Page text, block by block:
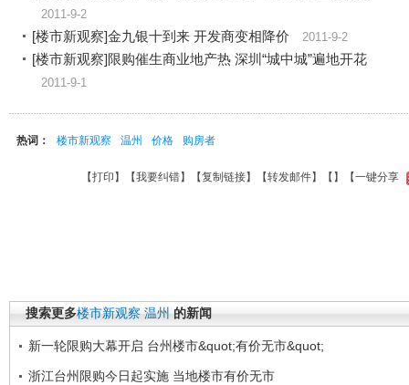
2011-9-2
[楼市新观察]金九银十到来 开发商变相降价 2011-9-2
[楼市新观察]限购催生商业地产热 深圳“城中城”遍地开花
2011-9-1
热词： 楼市新观察 温州 价格 购房者
【打印 】【我要纠错】【复制链接】【转发邮件】【 】 【一键分享
搜索更多楼市新观察 温州 的新闻
新一轮限购大幕开启 台州楼市&quot;有价无市&quot;
浙江台州限购今日起实施 当地楼市有价无市